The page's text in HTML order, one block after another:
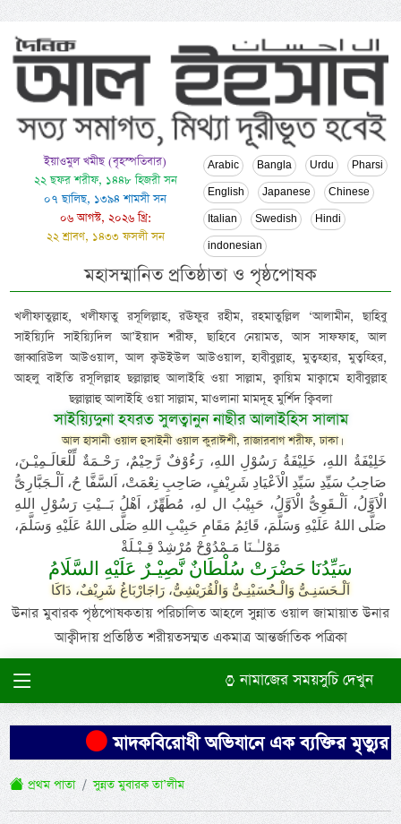
ইয়াওমুল খমীছ (বৃহস্পতিবার)
২২ ছফর শরীফ, ১৪৪৮ হিজরী সন
০৭ ছালিছ, ১৩৯৪ শামসী সন
০৬ আগস্ট, ২০২৬ খ্রি:
২২ শ্রাবণ, ১৪৩৩ ফসলী সন
Arabic Bangla Urdu Pharsi
English Japanese Chinese
Italian Swedish Hindi
indonesian
মহাসম্মানিত প্রতিষ্ঠাতা ও পৃষ্ঠপোষক
খলীফাতুল্লাহ, খলীফাতু রসূলিল্লাহ, রঊফুর রহীম, রহমাতুল্লিল ‘আলামীন, ছাহিবু
সাইয়্যিদি সাইয়্যিদিল আ’ইয়াদ শরীফ, ছাহিবে নেয়ামত, আস সাফফাহ, আল
জাব্বারিউল আউওয়াল, আল ক্বউইউল আউওয়াল, হাবীবুল্লাহ, মুত্বহ্হার, মুত্বহ্হির,
আহলু বাইতি রসূলিল্লাহ ছল্লাল্লাহু আলাইহি ওয়া সাল্লাম, ক্বায়িম মাক্বামে হাবীবুল্লাহ
ছল্লাল্লাহু আলাইহি ওয়া সাল্লাম, মাওলানা মামদূহ মুর্শিদ ক্বিবলা
সাইয়্যিদুনা হযরত সুলত্বানুন নাছীর আলাইহিস সালাম
আল হাসানী ওয়াল হুসাইনী ওয়াল কুরাঈশী, রাজারবাগ শরীফ, ঢাকা।
خَلِيْفَةُ اللهِ، خَلِيْفَةُ رَسُوْلِ اللهِ، رَءُوْفٌ رَّحِيْمٌ، رَحْـمَةٌ لِّلْعَالَـمِيْـنَ،
صَاحِبُ سَيِّدِ سَيِّدِ الْاَعْيَادِ شَرِيْفٍ، صَاحِبِ نِعْمَتْ، اَلسَّفَّا حُ، اَلْـجَبَّارِىُّ
الْاَوَّلُ، اَلْـقَوِىُّ الْاَوَّلُ، حَبِيْبُ ال لهِ، مُطَهِّرٌ، اَهْلُ بَــيْتِ رَسُوْلِ اللهِ
صَلَّى اللهُ عَلَيْهِ وَسَلَّمَ، قَائِمُ مَقَامِ حَبِيْبِ اللهِ صَلَّى اللهُ عَلَيْهِ وَسَلَّمَ،
مَوْلـٰـنَا مَـمْدُوْحْ مُرْشِدْ قِـبْـلَةْ
سَيِّدُنَا حَضْرَتْ سُلْطَانٌ نَّصِيْـرٌ عَلَيْهِ السَّلَامُ
اَلْـحَسَنِـىُّ وَالْـحُسَيْنِـىُّ وَالْقُرَيْشِىُّ، رَاجَارْبَاغُ شَرِيْفٌ، دَاكَا
উনার মুবারক পৃষ্ঠপোষকতায় পরিচালিত আহলে সুন্নাত ওয়াল জামায়াত উনার
আক্বীদায় প্রতিষ্ঠিত শরীয়তসম্মত একমাত্র আন্তর্জাতিক পত্রিকা
নামাজের সময়সুচি দেখুন
মাদকবিরোধী অভিযানে এক ব্যক্তির মৃত্যুর
প্রথম পাতা সুন্নত মুবারক তা’লীম